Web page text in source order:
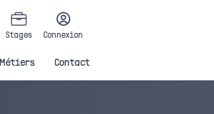
Stages Connexion
Métiers Contact